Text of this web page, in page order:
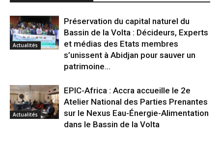
Actualités
Préservation du capital naturel du
Bassin de la Volta : Décideurs, Experts
et médias des Etats membres
s’unissent à Abidjan pour sauver un
patrimoine...
Actualités
EPIC-Africa : Accra accueille le 2e
Atelier National des Parties Prenantes
sur le Nexus Eau-Énergie-Alimentation
dans le Bassin de la Volta